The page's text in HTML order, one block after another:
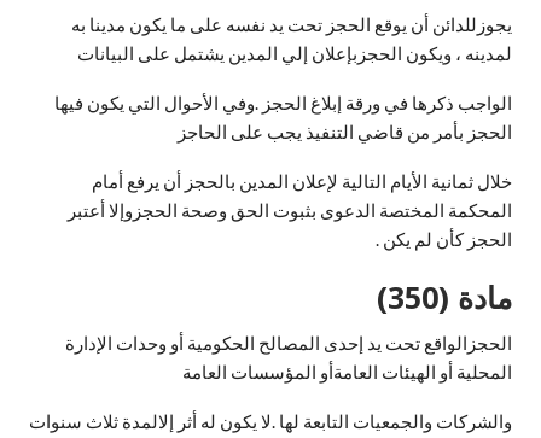
يجوزللدائن أن يوقع الحجز تحت يد نفسه على ما يكون مدينا به
لمدينه ، ويكون الحجزبإعلان إلي المدين يشتمل على البيانات
الواجب ذكرها في ورقة إبلاغ الحجز .وفي الأحوال التي يكون فيها
الحجز بأمر من قاضي التنفيذ يجب على الحاجز
خلال ثمانية الأيام التالية لإعلان المدين بالحجز أن يرفع أمام
المحكمة المختصة الدعوى بثبوت الحق وصحة الحجزوإلا أعتبر
الحجز كأن لم يكن .
مادة (350)
الحجزالواقع تحت يد إحدى المصالح الحكومية أو وحدات الإدارة
المحلية أو الهيئات العامةأو المؤسسات العامة
والشركات والجمعيات التابعة لها .لا يكون له أثر إلالمدة ثلاث سنوات